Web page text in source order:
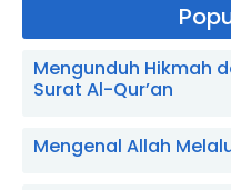
Mengunduh Hikmah
Surat Al-Qur’an
Mengenal Allah